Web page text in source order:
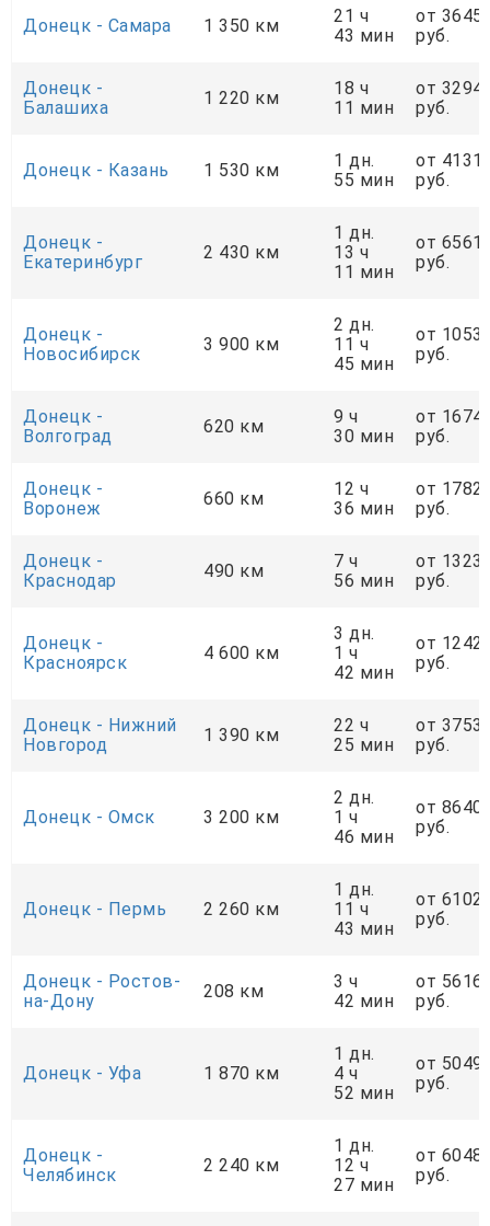
Донецк - Самара 1 350 км
21 ч
43 мин
от
руб.
Донецк -
Балашиха
1 220 км
18 ч
11 мин
от
руб.
Донецк - Казань 1 530 км
1 дн.
55 мин
от
руб.
Донецк -
Екатеринбург
2 430 км
1 дн.
13 ч
11 мин
от
руб.
Донецк -
Новосибирск
3 900 км
2 дн.
11 ч
45 мин
от
руб.
Донецк -
Волгоград
620 км
9 ч
30 мин
от
руб.
Донецк -
Воронеж
660 км
12 ч
36 мин
от
руб.
Донецк -
Краснодар
490 км
7 ч
56 мин
от
руб.
Донецк -
Красноярск
4 600 км
3 дн.
1 ч
42 мин
от
руб.
Донецк - Нижний
Новгород
1 390 км
22 ч
25 мин
от
руб.
Донецк - Омск 3 200 км
2 дн.
1 ч
46 мин
от
руб.
Донецк - Пермь 2 260 км
1 дн.
11 ч
43 мин
от
руб.
Донецк - Ростов-
на-Дону
208 км
3 ч
42 мин
от 5616
руб.
Донецк - Уфа 1 870 км
1 дн.
4 ч
52 мин
от
руб.
Донецк -
Челябинск
2 240 км
1 дн.
12 ч
27 мин
от
руб.